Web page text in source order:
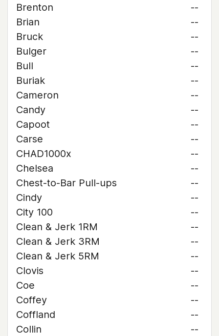
Brenton
--
Brian
--
Bruck
--
Bulger
--
Bull
--
Buriak
--
Cameron
--
Candy
--
Capoot
--
Carse
--
CHAD1000x
--
Chelsea
--
Chest-to-Bar Pull-ups
--
Cindy
--
City 100
--
Clean & Jerk 1RM
--
Clean & Jerk 3RM
--
Clean & Jerk 5RM
--
Clovis
--
Coe
--
Coffey
--
Coffland
--
Collin
--